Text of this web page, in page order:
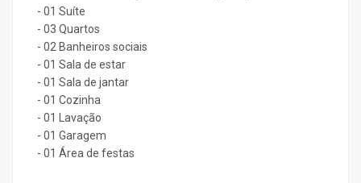
- 01 Suíte
- 03 Quartos
- 02 Banheiros sociais
- 01 Sala de estar
- 01 Sala de jantar
- 01 Cozinha
- 01 Lavação
- 01 Garagem
- 01 Área de festas